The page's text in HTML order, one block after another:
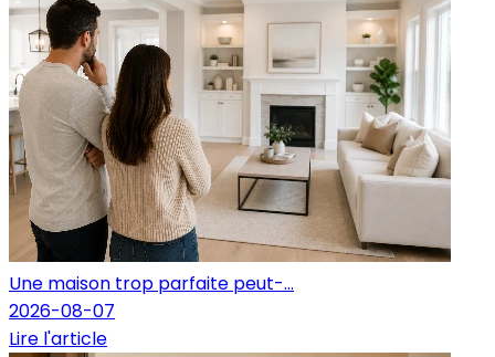
Une maison trop parfaite peut-...
2026-08-07
Lire l'article